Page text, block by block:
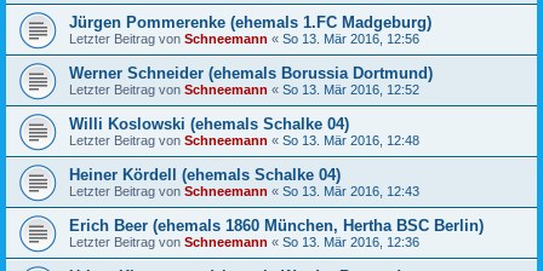
Jürgen Pommerenke (ehemals 1.FC Madgeburg)
Letzter Beitrag von Schneemann « So 13. Mär 2016, 12:56
Werner Schneider (ehemals Borussia Dortmund)
Letzter Beitrag von Schneemann « So 13. Mär 2016, 12:52
Willi Koslowski (ehemals Schalke 04)
Letzter Beitrag von Schneemann « So 13. Mär 2016, 12:48
Heiner Kördell (ehemals Schalke 04)
Letzter Beitrag von Schneemann « So 13. Mär 2016, 12:43
Erich Beer (ehemals 1860 München, Hertha BSC Berlin)
Letzter Beitrag von Schneemann « So 13. Mär 2016, 12:36